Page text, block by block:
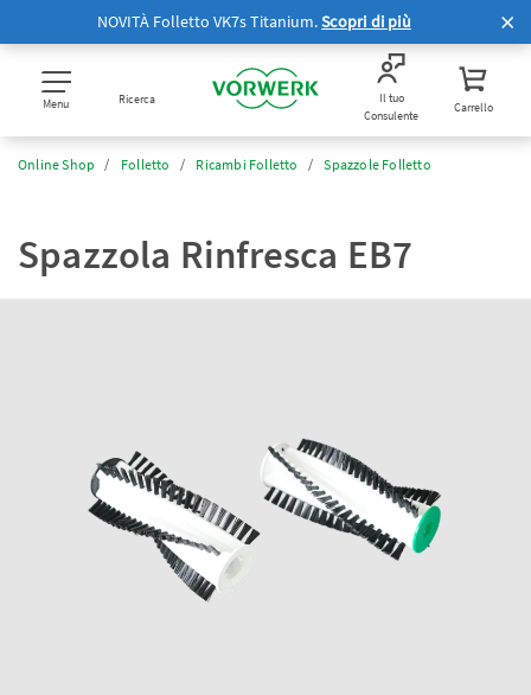
NOVITÀ Folletto VK7s Titanium.Scopri di più
Menu Ricerca
Il tuo
Consulente
Carrello
Online Shop Folletto Ricambi Folletto Spazzole Folletto
Spazzola Rinfresca EB7